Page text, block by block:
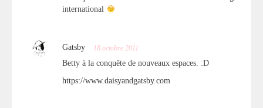
international
Gatsby 18 octobre 2011
Betty à la conquête de nouveaux espaces. :D
https://www.daisyandgatsby.com